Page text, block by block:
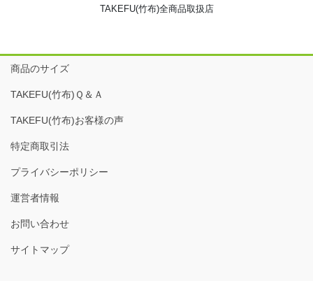
TAKEFU(竹布)全商品取扱店
商品のサイズ
TAKEFU(竹布)Ｑ＆Ａ
TAKEFU(竹布)お客様の声
特定商取引法
プライバシーポリシー
運営者情報
お問い合わせ
サイトマップ